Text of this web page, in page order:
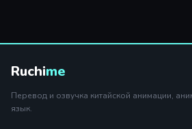
Ruchime
Перевод и озвучка китайской анимации,
язык.